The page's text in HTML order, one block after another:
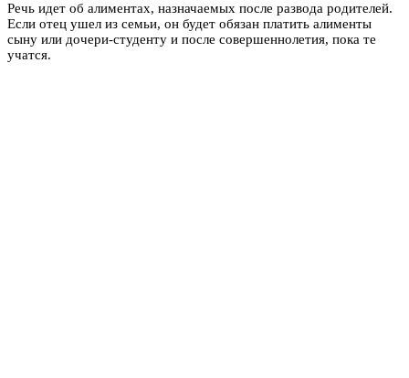
Речь идет об алиментах, назначаемых после развода родителей.
Если отец ушел из семьи, он будет обязан платить алименты
сыну или дочери-студенту и после совершеннолетия, пока те
учатся.